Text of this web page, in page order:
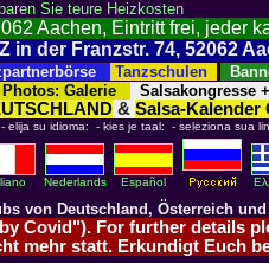
Sie teure Heizkosten
Aachen, Eintritt frei, jeder
in der Franzstr. 74, 52062
Tanzschulen
Photos: Galerie Salsakongresse
& Salsa-Kalender
su idioma: - kies je taal: - seleziona sua
Nederlands Español
von Deutschland, Österreich
Covid"). For further details
mehr statt. Erkundigt Euch